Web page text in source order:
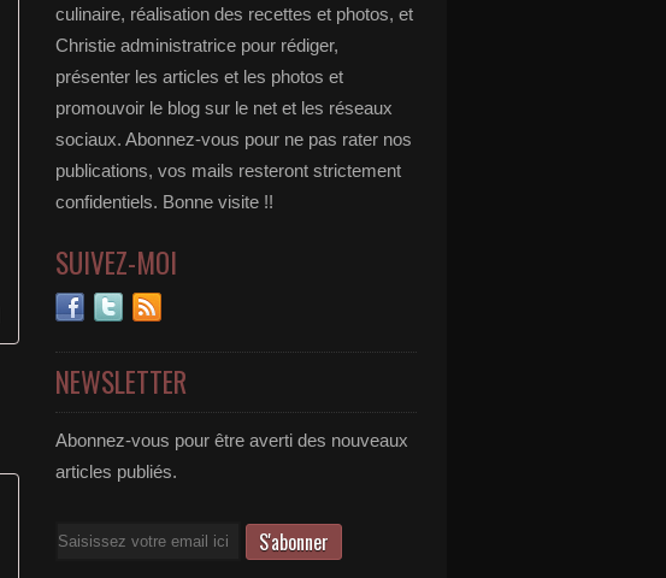
culinaire, réalisation des recettes et photos, et
Christie administratrice pour rédiger,
présenter les articles et les photos et
promouvoir le blog sur le net et les réseaux
sociaux. Abonnez-vous pour ne pas rater nos
publications, vos mails resteront strictement
confidentiels. Bonne visite !!
SUIVEZ-MOI
NEWSLETTER
Abonnez-vous pour être averti des nouveaux
articles publiés.
Email